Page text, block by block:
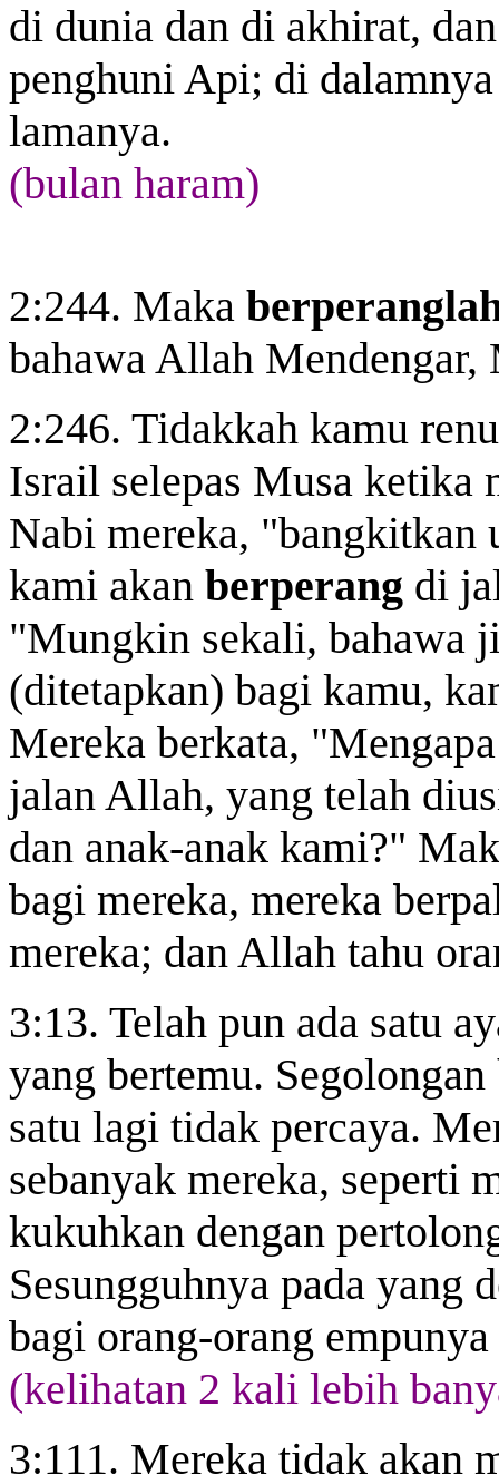
di dunia dan di akhirat,
penghuni Api; di
lamanya.
(bulan haram)
2:244. Maka
bahawa Allah Mendengar,
2:246. Tidakkah kamu
Israil selepas Musa ketika
Nabi mereka, "bangkitkan
kami akan berperang di
"Mungkin sekali, bahawa
(ditetapkan) bagi kamu,
Mereka berkata,
jalan Allah, yang telah
dan anak-anak kami?"
bagi mereka, mereka
mereka; dan Allah tahu
3:13. Telah pun ada satu
yang bertemu. Segolongan
satu lagi tidak percaya.
sebanyak mereka, seperti
kukuhkan dengan
Sesungguhnya pada yang
bagi orang-orang
(kelihatan 2 kali lebih
3:111. Mereka tidak akan